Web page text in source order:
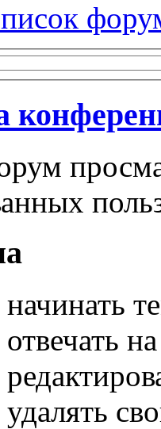
начинать
отвечать
удалять